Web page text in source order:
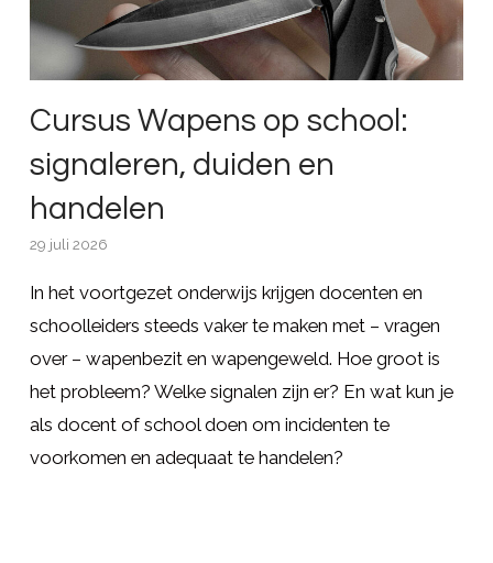
Cursus Wapens op school:
signaleren, duiden en
handelen
29 juli 2026
In het voortgezet onderwijs krijgen docenten en
schoolleiders steeds vaker te maken met – vragen
over – wapenbezit en wapengeweld. Hoe groot is
het probleem? Welke signalen zijn er? En wat kun je
als docent of school doen om incidenten te
voorkomen en adequaat te handelen?